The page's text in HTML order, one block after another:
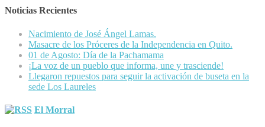
Noticias Recientes
Nacimiento de José Ángel Lamas.
Masacre de los Próceres de la Independencia en Quito.
01 de Agosto: Día de la Pachamama
¡La voz de un pueblo que informa, une y trasciende!
Llegaron repuestos para seguir la activación de buseta en la
sede Los Laureles
El Morral